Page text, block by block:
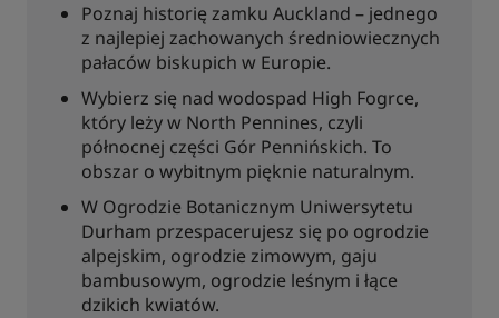
Poznaj historię zamku Auckland – jednego
z najlepiej zachowanych średniowiecznych
pałaców biskupich w Europie.
Wybierz się nad wodospad High Fogrce,
który leży w North Pennines, czyli
północnej części Gór Pennińskich. To
obszar o wybitnym pięknie naturalnym.
W Ogrodzie Botanicznym Uniwersytetu
Durham przespacerujesz się po ogrodzie
alpejskim, ogrodzie zimowym, gaju
bambusowym, ogrodzie leśnym i łące
dzikich kwiatów.